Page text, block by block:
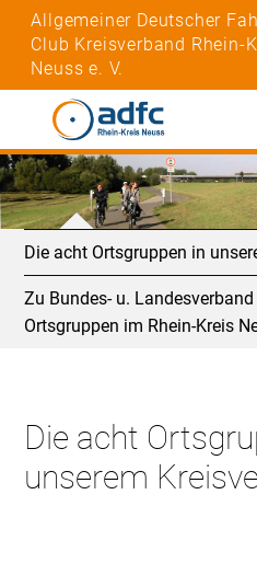
Allgemeiner Deutscher
Club Kreisverband Rhein-
Neuss e. V.
Die acht Ortsgruppen in
Zu Bundes- u.
Ortsgruppen im Rhein-Kreis
Die acht
unserem